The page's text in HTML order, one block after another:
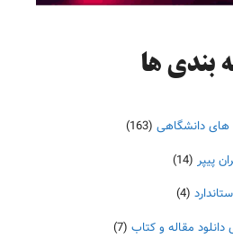
بندی ها
دانشگاهی (163)
پیپر (14)
(4)
دانلود مقاله و کتاب (7)